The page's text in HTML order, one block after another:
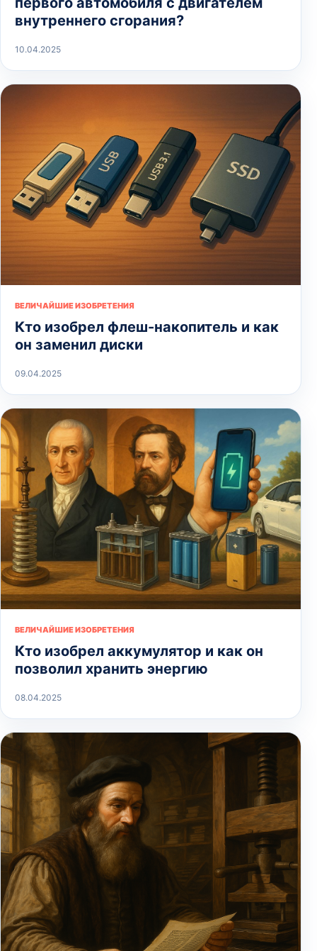
внутреннего сгорания?
10.04.2025
ВЕЛИЧАЙШИЕ ИЗОБРЕТЕНИЯ
Кто изобрел флеш-накопитель и как
он заменил диски
09.04.2025
ВЕЛИЧАЙШИЕ ИЗОБРЕТЕНИЯ
Кто изобрел аккумулятор и как он
позволил хранить энергию
08.04.2025